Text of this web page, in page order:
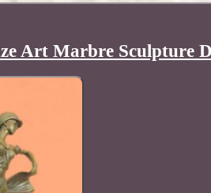
Art Marbre Sculpture